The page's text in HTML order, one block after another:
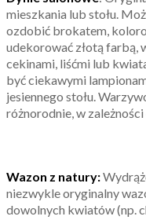
mieszkania lub stołu.
ozdobić brokatem,
udekorować złotą farbą,
cekinami, liśćmi lub
być ciekawymi
jesiennego stołu.
różnorodnie, w
Wazon z natury:
niezwykle oryginalny
dowolnych kwiatów (np.